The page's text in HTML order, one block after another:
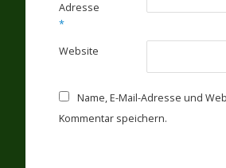
Adresse
*
Website
Name, E-Mail-Adresse und
Kommentar speichern.